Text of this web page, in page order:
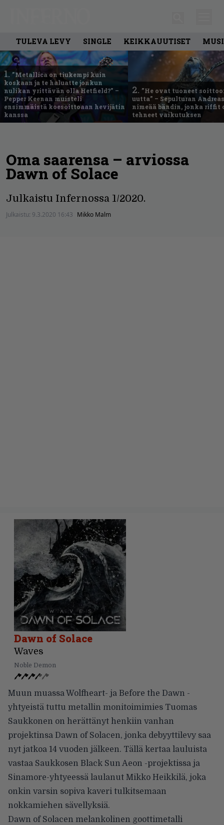
TULEVA LEVY SINGLE KEIKKAUUTISET
1. ”Metallica on tiukempi kuin
koskaan ja te haluatte jonkun
nulikan yrittävän olla Hetfield?” –
Pepper Keenan muisteli
ensimmäistä koesoittoaan hevijätin
kanssa
2. ”He ovat tuoneet
uutta” – Sepulturan
nimeää bändin, jonka riffit
tehneet vaikutuksen
Oma saarensa – arviossa
Dawn of Solace
Julkaistu Infernossa 1/2020.
Julkaistu: 9.3.2020 16:43 Mikko Malm
Dawn of Solace
Waves
Noble Demon
Muun muassa Wolfheart- ja Before the Dawn -
yhtyeistä tuttu metallin monitoimimies Tuomas
Saukkonen on herättänyt henkiin vanhan
projektinsa Dawn of Solacen, jonka debyyttilevy saa
nyt jatkoa 14 vuoden jälkeen. Tällä kertaa lauluista
vastaa Saukkosen Black Sun Aeon -projektissa ja
Sinamore-yhtyeessä laulanut Mikko Heikkilä, joka
onkin varsin sopiva kaveri tulkitsemaan
nokkamiehen sävellyksiä.
Dawn of Solacen melankolinen goottimetalli